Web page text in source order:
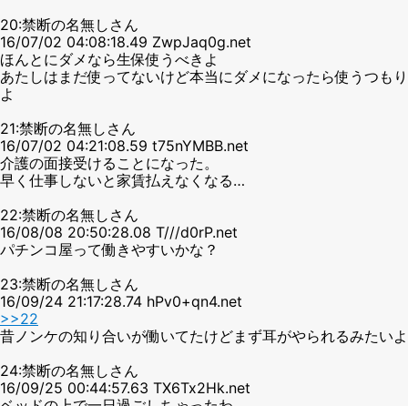
20:禁断の名無しさん
16/07/02 04:08:18.49 ZwpJaq0g.net
ほんとにダメなら生保使うべきよ
あたしはまだ使ってないけど本当にダメになったら使うつもり
よ
21:禁断の名無しさん
16/07/02 04:21:08.59 t75nYMBB.net
介護の面接受けることになった。
早く仕事しないと家賃払えなくなる…
22:禁断の名無しさん
16/08/08 20:50:28.08 T///d0rP.net
パチンコ屋って働きやすいかな？
23:禁断の名無しさん
16/09/24 21:17:28.74 hPv0+qn4.net
>>22
昔ノンケの知り合いが働いてたけどまず耳がやられるみたいよ
24:禁断の名無しさん
16/09/25 00:44:57.63 TX6Tx2Hk.net